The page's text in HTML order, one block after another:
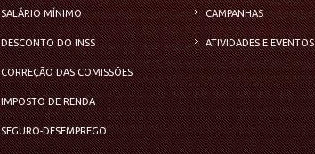
SALÁRIO MÍNIMO
DESCONTO DO INSS
CORREÇÃO DAS COMISSÕES
IMPOSTO DE RENDA
SEGURO-DESEMPREGO
CAMPANHAS
ATIVIDADES E EVENTOS